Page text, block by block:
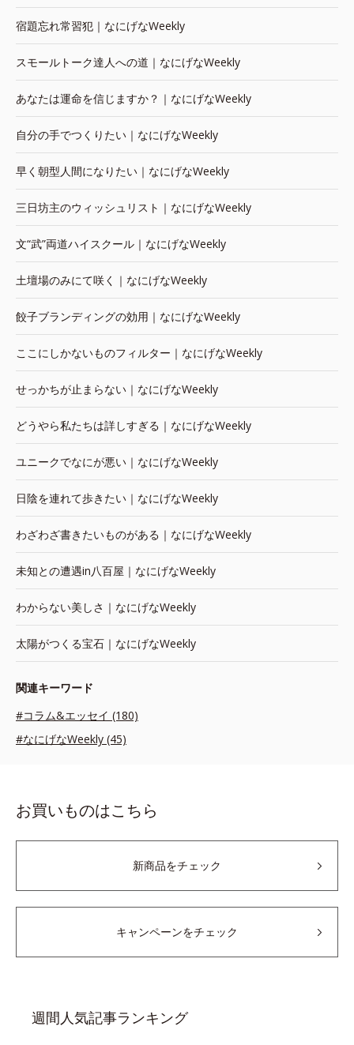
宿題忘れ常習犯｜なにげなWeekly
スモールトーク達人への道｜なにげなWeekly
あなたは運命を信じますか？｜なにげなWeekly
自分の手でつくりたい｜なにげなWeekly
早く朝型人間になりたい｜なにげなWeekly
三日坊主のウィッシュリスト｜なにげなWeekly
文“武”両道ハイスクール｜なにげなWeekly
土壇場のみにて咲く｜なにげなWeekly
餃子ブランディングの効用｜なにげなWeekly
ここにしかないものフィルター｜なにげなWeekly
せっかちが止まらない｜なにげなWeekly
どうやら私たちは詳しすぎる｜なにげなWeekly
ユニークでなにが悪い｜なにげなWeekly
日陰を連れて歩きたい｜なにげなWeekly
わざわざ書きたいものがある｜なにげなWeekly
未知との遭遇in八百屋｜なにげなWeekly
わからない美しさ｜なにげなWeekly
太陽がつくる宝石｜なにげなWeekly
関連キーワード
#コラム&エッセイ (180)
#なにげなWeekly (45)
お買いものはこちら
新商品をチェック
キャンペーンをチェック
週間人気記事ランキング